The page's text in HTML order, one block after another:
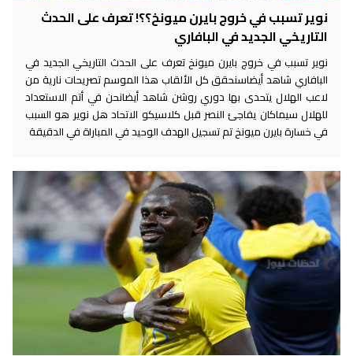
نوير تسبب في خروج بايرن ميونخ؟؟! تعرف على الحدث
التاريخي الجديد في البافاري
نوير تسبب في خروج بايرن ميونخ تعرف على الحدث التاريخي الجديد في
البافاري شاهد أيضاسنحقق كل الألقاب هذا الموسم تصريحات نارية من
لاعب الهلال يتحدى بها دوري روشن شاهد أيضانحن في أتم الاستعداد
للهلال سيماكان يفاجئ النصر قبل كلاسيكو الاتحاد هل نوير هو السبب
في خسارة بايرن ميونخ تم تسجيل الهدف الوحيد في المباراة في الدقيقة